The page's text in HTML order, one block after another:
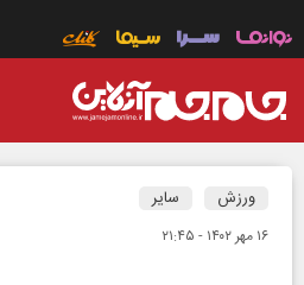
ورزش سایر
۱۶ مهر ۱۴۰۲ - ۲۱:۴۵